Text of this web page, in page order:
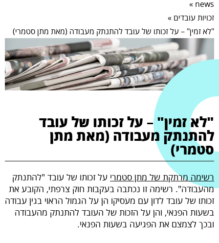
remove_circle_outline
Decrease font
brightness_high
ניגודיות בהירה
קישורים
format_underlined
קו תחתי לקישורים
news
»
זכויות עובדים »
"לא זמין" – על זכותו של עובד להתנתק מעבודה (מאת מתן סטמרי)
"לא זמין" – על זכותו של עובד
להתנתק מעבודה (מאת מתן
סטמרי)
רשימה מרתקת של מתן סטמרי על זכותו של עובד "להתנתק
מהעבודה". רשימה זו נכתבה בעקבות חוק צרפתי, הקובע את
זכותו של עובד לדון עם מעסיקו הן על הגמול הראוי בגין עבודה
בשעות הפנאי, והן על הזכות של העובד להתנתק מהעבודה
ובכך לצמצם את הפגיעה בשעות הפנאי.